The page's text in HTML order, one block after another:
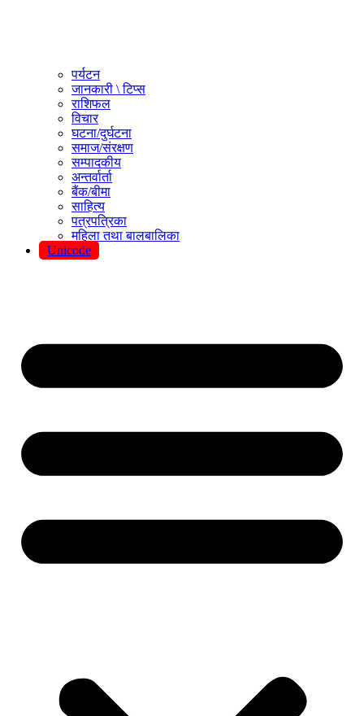
पर्यटन
जानकारी \ टिप्स
राशिफल
विचार
घटना/दुर्घटना
समाज/संरक्षण
सम्पादकीय
अन्तर्वार्ता
बैंक/बीमा
साहित्य
पत्रपत्रिका
महिला तथा बालबालिका
Unicode